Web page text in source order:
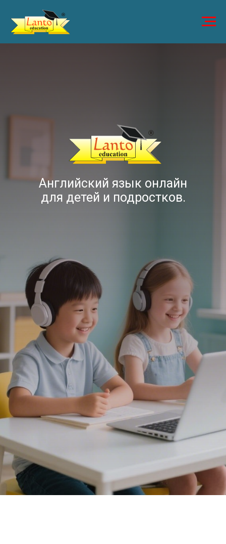
Английский язык онлайн
для детей и подростков.